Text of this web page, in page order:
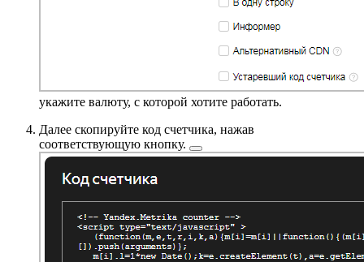
укажите валюту, с которой хотите работать.
Далее скопируйте код счетчика, нажав
соответствующую кнопку.